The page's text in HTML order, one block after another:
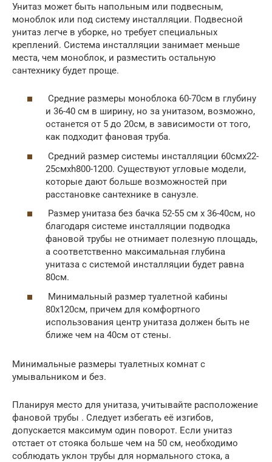
Унитаз может быть напольным или подвесным,
моноблок или под систему инсталляции. Подвесной
унитаз легче в уборке, но требует специальных
креплений. Система инсталляции занимает меньше
места, чем моноблок, и разместить остальную
сантехнику будет проще.
Средние размеры моноблока 60-70см в глубину
и 36-40 см в ширину, но за унитазом, возможно,
останется от 5 до 20см, в зависимости от того,
как подходит фановая труба.
Средний размер системы инсталляции 60смх22-
25смхh800-1200. Существуют угловые модели,
которые дают больше возможностей при
расстановке сантехнике в санузле.
Размер унитаза без бачка 52-55 см х 36-40см, но
благодаря системе инсталляции подводка
фановой трубы не отнимает полезную площадь,
а соответственно максимальная глубина
унитаза с системой инсталляции будет равна
80см.
Минимальный размер туалетной кабины
80х120см, причем для комфортного
использования центр унитаза должен быть не
ближе чем на 40см от стены.
Минимальные размеры туалетных комнат с
умывальником и без.
Планируя место для унитаза, учитывайте расположение
фановой трубы . Следует избегать её изгибов,
допускается максимум один поворот. Если унитаз
отстает от стояка больше чем на 50 см, необходимо
соблюдать уклон трубы для нормального стока, а